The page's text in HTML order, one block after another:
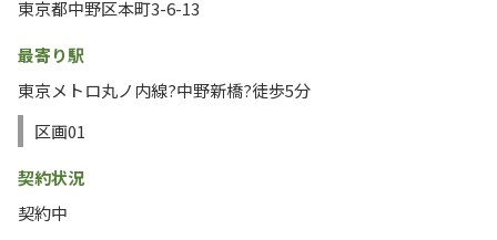
東京都中野区本町3-6-13
最寄り駅
東京メトロ丸ノ内線?中野新橋?徒歩5分
区画01
契約状況
契約中